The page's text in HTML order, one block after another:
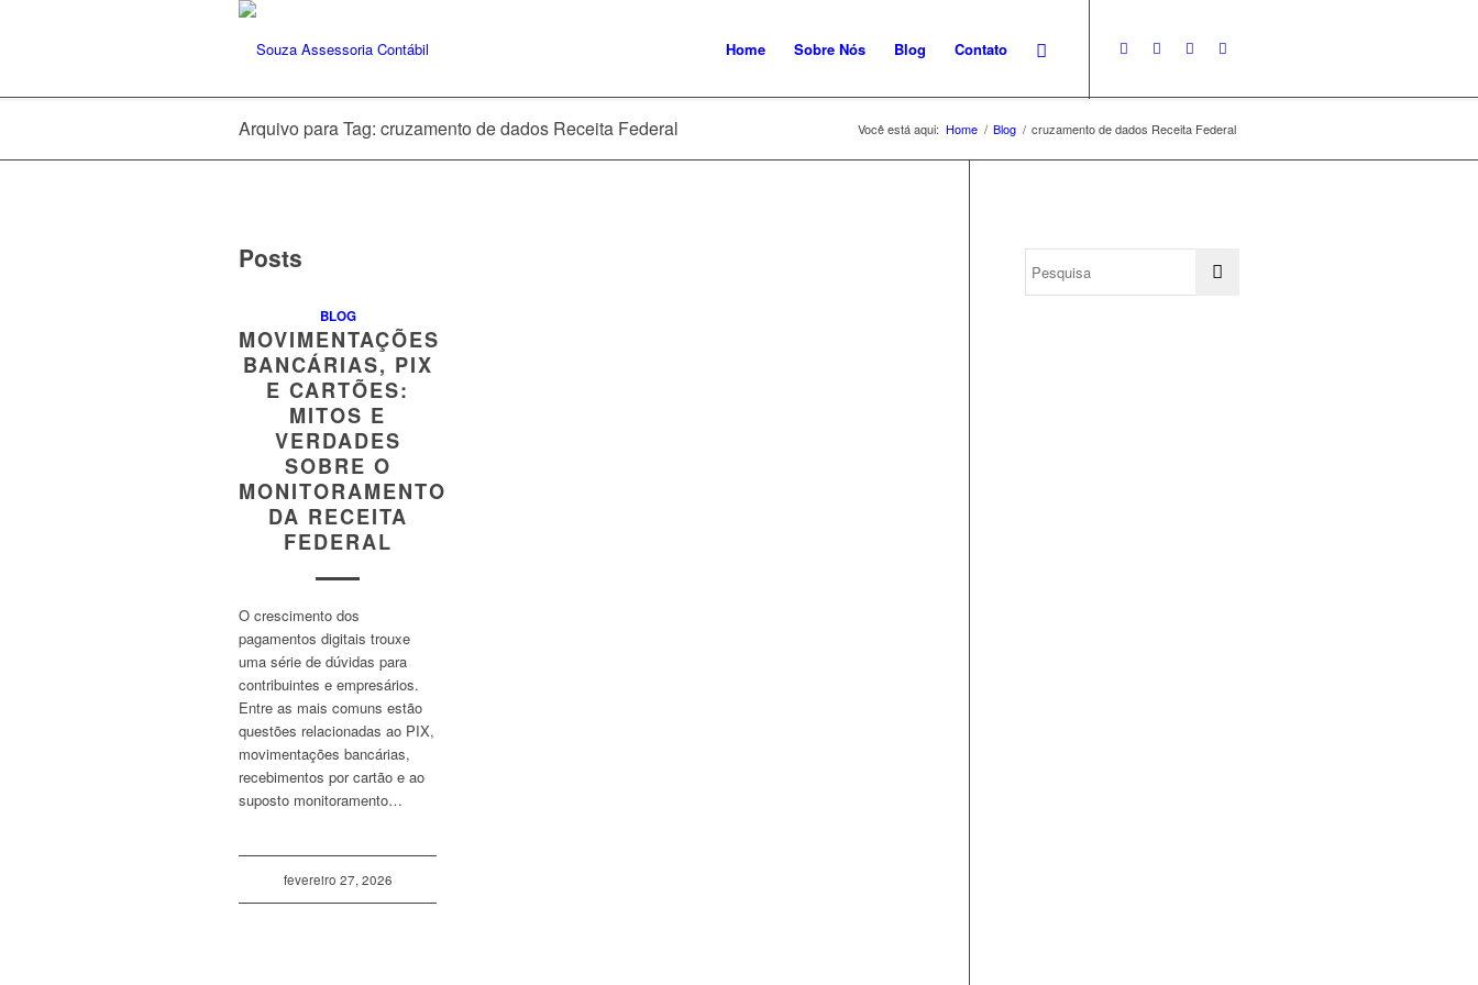
Home Sobre Nós Blog Contato
Arquivo para Tag: cruzamento de dados Receita Federal Você está aqui: Home / Blog / cruzamento de dados Receita Federal
Posts
BLOG
MOVIMENTAÇÕES
BANCÁRIAS, PIX
E CARTÕES:
MITOS E
VERDADES
SOBRE O
MONITORAMENTO
DA RECEITA
FEDERAL
O crescimento dos
pagamentos digitais trouxe
uma série de dúvidas para
contribuintes e empresários.
Entre as mais comuns estão
questões relacionadas ao PIX,
movimentações bancárias,
recebimentos por cartão e ao
suposto monitoramento…
fevereiro 27, 2026